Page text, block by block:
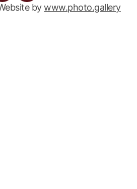
bywww.photo.gallery